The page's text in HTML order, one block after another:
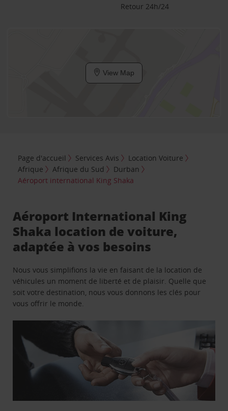
Retour 24h/24
View Map
Page d'accueil Services Avis
Location Voiture
Afrique
Afrique du Sud
Durban
Aéroport international King Shaka
Aéroport International King
Shaka location de voiture,
adaptée à vos besoins
Nous vous simplifions la vie en faisant de la location de
véhicules un moment de liberté et de plaisir. Quelle que
soit votre destination, nous vous donnons les clés pour
vous offrir le monde.